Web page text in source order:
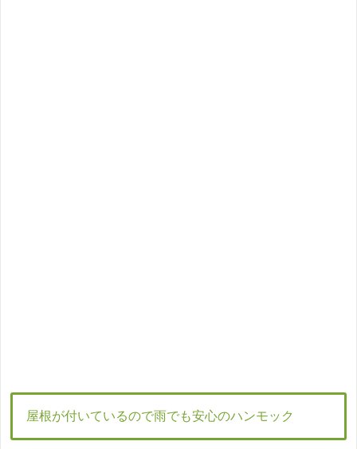
屋根が付いているので雨でも安心のハンモック